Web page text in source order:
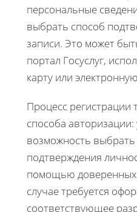
персональные
выбрать способ
записи. Это может
портал Госуслуг,
карту или
Процесс
способа авторизации:
возможность выбрать
подтверждения
помощью доверенных
случае требуется
соответствующее